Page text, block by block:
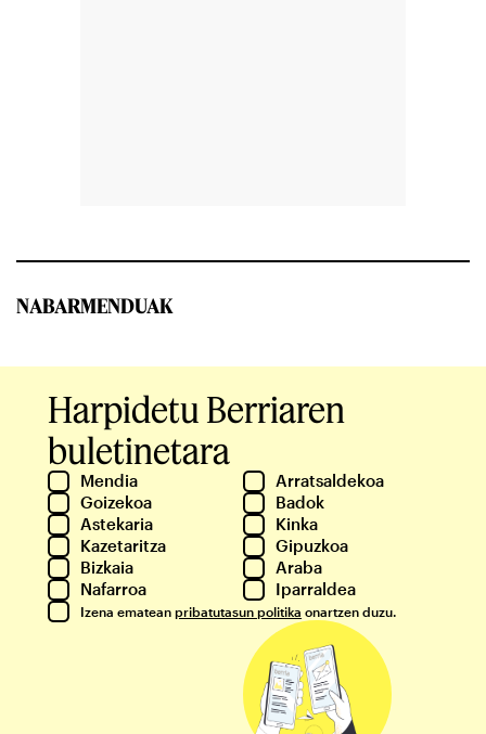
NABARMENDUAK
Harpidetu Berriaren
buletinetara
Mendia
Arratsaldekoa
Goizekoa
Badok
Astekaria
Kinka
Kazetaritza
Gipuzkoa
Bizkaia
Araba
Nafarroa
Iparraldea
Izena ematean pribatutasun politika onartzen duzu.